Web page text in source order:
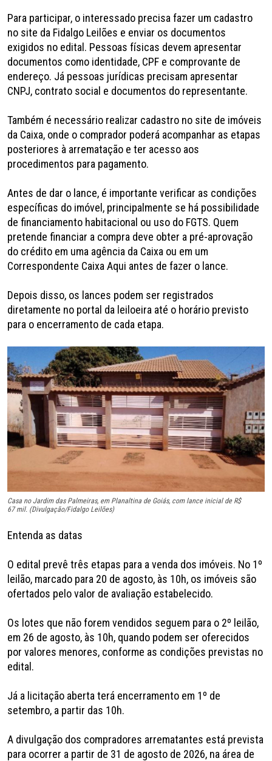
Para participar, o interessado precisa fazer um cadastro
no site da Fidalgo Leilões e enviar os documentos
exigidos no edital. Pessoas físicas devem apresentar
documentos como identidade, CPF e comprovante de
endereço. Já pessoas jurídicas precisam apresentar
CNPJ, contrato social e documentos do representante.
Também é necessário realizar cadastro no site de imóveis
da Caixa, onde o comprador poderá acompanhar as etapas
posteriores à arrematação e ter acesso aos
procedimentos para pagamento.
Antes de dar o lance, é importante verificar as condições
específicas do imóvel, principalmente se há possibilidade
de financiamento habitacional ou uso do FGTS. Quem
pretende financiar a compra deve obter a pré-aprovação
do crédito em uma agência da Caixa ou em um
Correspondente Caixa Aqui antes de fazer o lance.
Depois disso, os lances podem ser registrados
diretamente no portal da leiloeira até o horário previsto
para o encerramento de cada etapa.
Casa no Jardim das Palmeiras, em Planaltina de Goiás, com lance inicial de R$
67 mil. (Divulgação/Fidalgo Leilões)
Entenda as datas
O edital prevê três etapas para a venda dos imóveis. No 1º
leilão, marcado para 20 de agosto, às 10h, os imóveis são
ofertados pelo valor de avaliação estabelecido.
Os lotes que não forem vendidos seguem para o 2º leilão,
em 26 de agosto, às 10h, quando podem ser oferecidos
por valores menores, conforme as condições previstas no
edital.
Já a licitação aberta terá encerramento em 1º de
setembro, a partir das 10h.
A divulgação dos compradores arrematantes está prevista
para ocorrer a partir de 31 de agosto de 2026, na área de